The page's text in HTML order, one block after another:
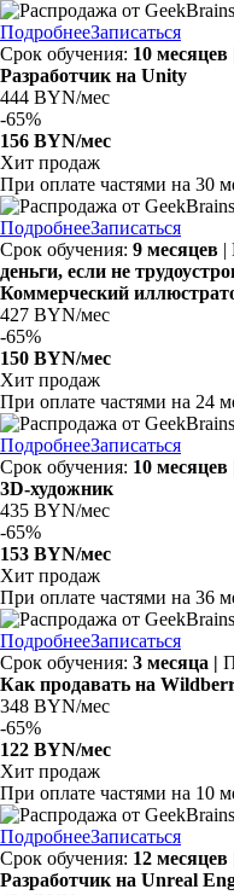
ПодробнееЗаписаться
Срок обучения: 10 месяцев
Разработчик на Unity
444 BYN/мес
-65%
156 BYN/мес
Хит продаж
При оплате частями на 30
ПодробнееЗаписаться
Срок обучения: 9 месяцев |
деньги, если не
Коммерческий
427 BYN/мес
-65%
150 BYN/мес
Хит продаж
При оплате частями на 24
ПодробнееЗаписаться
Срок обучения: 10 месяцев
3D-художник
435 BYN/мес
-65%
153 BYN/мес
Хит продаж
При оплате частями на 36
ПодробнееЗаписаться
Срок обучения: 3 месяца |
Как продавать на
348 BYN/мес
-65%
122 BYN/мес
Хит продаж
При оплате частями на 10
ПодробнееЗаписаться
Срок обучения: 12 месяцев
Разработчик на Unreal